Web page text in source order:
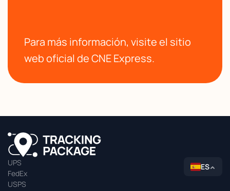
Para más información, visite el sitio
web oficial de CNE Express.
UPS
FedEx
USPS
ES